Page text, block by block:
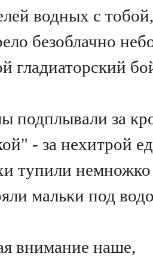
водных с тобой,
безоблачно
гладиаторский
подплывали за
- за нехитрой
тупили немножко
мальки под
внимание наше,